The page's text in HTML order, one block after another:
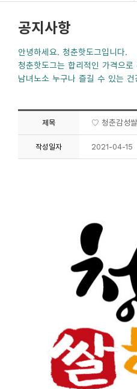
공지사항
안녕하세요. 청춘핫도그입니다.
청춘핫도그는 합리적인 가격으
남녀노소 누구나 즐길 수 있는
제목 ♡ 청춘감성
작성일자 2021-04-15